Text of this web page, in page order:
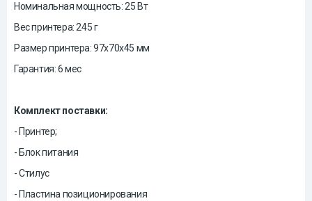
Номинальная мощность: 25 Вт
Вес принтера: 245 г
Размер принтера: 97х70х45 мм
Гарантия: 6 мес
Комплект поставки:
- Принтер;
- Блок питания
- Стилус
- Пластина позиционирования